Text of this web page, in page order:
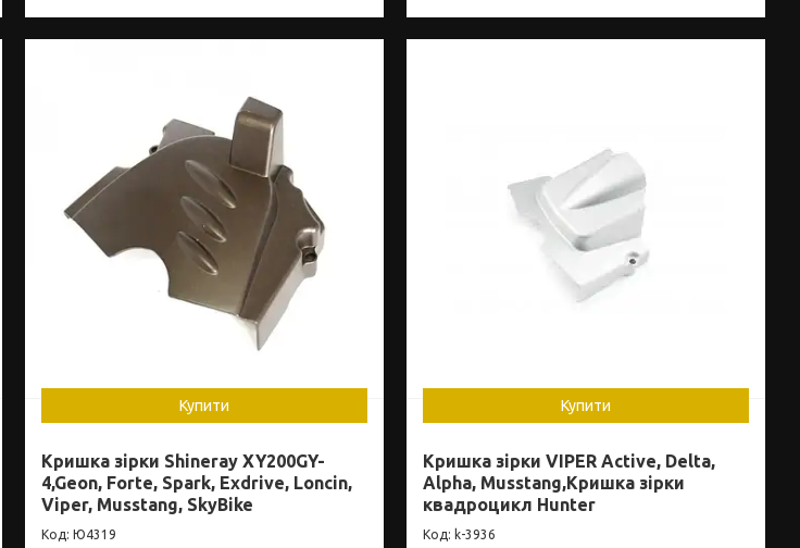
Купити
Кришка зірки Shineray XY200GY-
4,Geon, Forte, Spark, Exdrive, Loncin,
Viper, Musstang, SkyBike
Ю4319
Купити
Кришка зірки VIPER Active, Delta,
Alpha, Musstang,Кришка зірки
квадроцикл Hunter
k-3936